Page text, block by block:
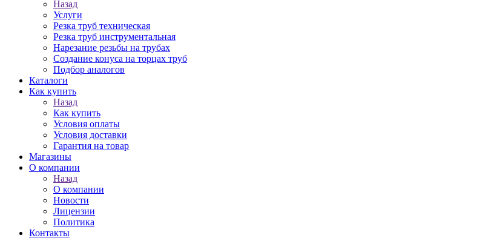
Назад
Услуги
Резка труб техническая
Резка труб инструментальная
Нарезание резьбы на трубах
Создание конуса на торцах труб
Подбор аналогов
Каталоги
Как купить
Назад
Как купить
Условия оплаты
Условия доставки
Гарантия на товар
Магазины
О компании
Назад
О компании
Новости
Лицензии
Политика
Контакты